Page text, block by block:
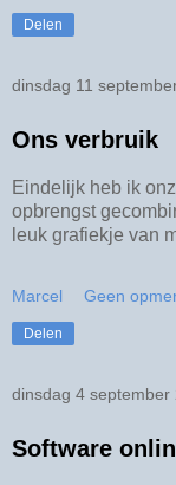
Delen
dinsdag 11
Ons verbruik
Eindelijk heb ik
opbrengst
leuk grafiekje van
Marcel Geen
Delen
dinsdag 4 september
Software